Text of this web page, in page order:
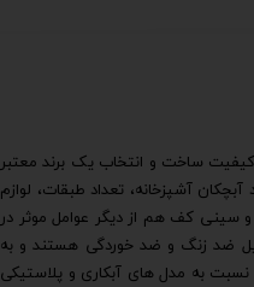
ساخت و انتخاب یک برند معتبر
آشپزخانه، تعداد طبقات، لوازم
و سینی کف هم از دیگر عوامل موثر در
ضد زنگ و ضد خوردگی هستند و به
نسبت به مدل های آبکاری و پلاستیکی